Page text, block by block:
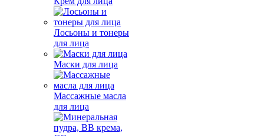
Лосьоны и тонеры
для лица
Маски для лица
Массажные масла
для лица